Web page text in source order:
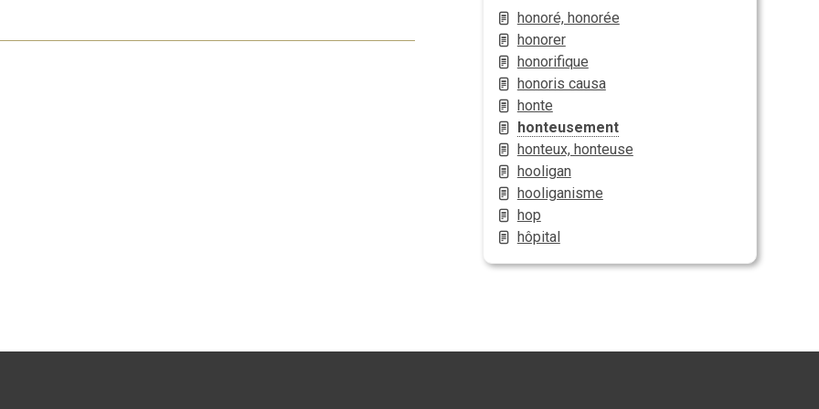
honoré, honorée
honorer
honorifique
honoris causa
honte
honteusement
honteux, honteuse
hooligan
hooliganisme
hop
hôpital